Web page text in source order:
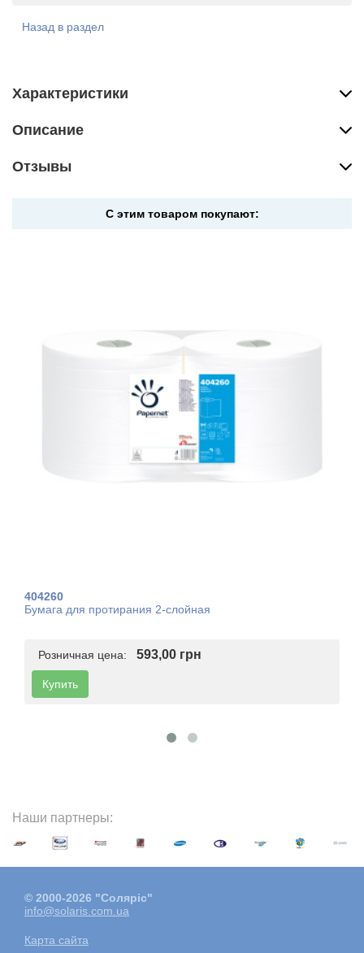
Назад в раздел
Характеристики
Описание
Отзывы
С этим товаром покупают:
404260
Бумага для протирания 2-слойная
Розничная цена: 593,00 грн
Купить
Наши партнеры:
© 2000-2026 "Соляріс"
info@solaris.com.ua
Карта сайта